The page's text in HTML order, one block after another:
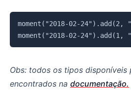
moment("2018-02-
Obs: todos os tipos disponíveis
encontrados na documentação.